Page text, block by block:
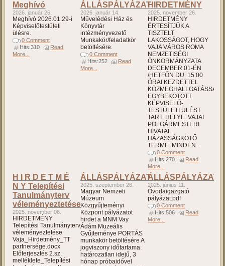
Meghívó
2026. január 26.
Meghívó 2026.01.29-i
Képviselőtestületi
ülésre.
0 Comment
Hits:310
Read
More...
ÁLLÁSPÁLYÁZAT
2026. január 14.
Művelédési Ház és
Könyvtár
intézményvezető
Munkakör/feladatkör
betöltésére.
0 Comment
Hits:252
Read
More...
HIRDETMÉNY
2025. november 26.
HIRDETMÉNY
ÉRTESÍTJÜK A
TISZTELT
LAKOSSÁGOT, HOGY
VAJA VÁROS ROMA
NEMZETISÉGI
ÖNKORMÁNYZATA
DECEMBER 01-ÉN
/HETFŐN DU. 15:00
ÓRAI KEZDETTEL
KÖZMEGHALLGATÁSSAL
EGYBEKÖTÖTT
KÉPVISELŐ-
TESTÜLETI ÜLÉST
TART. HELYE: VAJAI
POLGÁRMESTERI
HIVATAL
HÁZASSÁGKÖTŐ
TERME. MINDEN...
0 Comment
Hits:270
Read
More...
H I R D E T M É
N Y Telepítési
Tanulmányterv
véleményeztetése
2025. november 06.
HIRDETMÉNY
Telepítési Tanulmányterv
véleményeztetése
Vaja_Hirdetmény_TT
partnersége.docx
Előterjesztés 2.sz.
melléklete_Telepítési
ÁLLÁSPÁLYÁZAT
2025. szeptember 26.
Magyar Nemzeti
Múzeum
Közgyűjteményi
Központ pályázatot
hirdet a MNM Vay
Ádám Muzeális
Gyűjteménye PORTÁS
munkakör betöltésére A
jogviszony időtartama:
határozatlan idejű, 3
hónap próbaidővel
ÁLLÁSPÁLYÁZAT
2025. június 11.
Óvodaigazgató
pályázat.pdf
0 Comment
Hits:506
Read
More...